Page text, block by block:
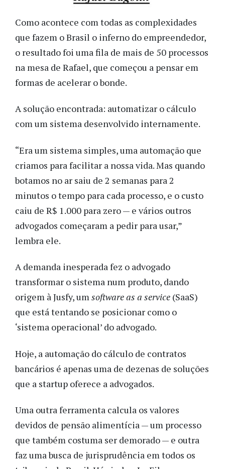
Como acontece com todas as complexidades
que fazem o Brasil o inferno do empreendedor,
o resultado foi uma fila de mais de 50 processos
na mesa de Rafael, que começou a pensar em
formas de acelerar o bonde.
A solução encontrada: automatizar o cálculo
com um sistema desenvolvido internamente.
“Era um sistema simples, uma automação que
criamos para facilitar a nossa vida. Mas quando
botamos no ar saiu de 2 semanas para 2
minutos o tempo para cada processo, e o custo
caiu de R$ 1.000 para zero— e vários outros
advogados começaram a pedir para usar,”
lembra ele.
A demanda inesperada fez o advogado
transformar o sistema num produto, dando
origem à Jusfy, umsoftware as a service (SaaS)
que está tentando se posicionar como o
‘sistema operacional’ do advogado.
Hoje, a automação do cálculo de contratos
bancários é apenas uma de dezenas de soluções
que a startup oferece a advogados.
Uma outra ferramenta calcula os valores
devidos de pensão alimentícia—um processo
que também costuma ser demorado— e outra
faz uma busca de jurisprudência em todos os